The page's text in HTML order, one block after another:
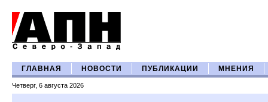
ГЛАВНАЯ НОВОСТИ ПУБЛИКАЦИИ МНЕНИЯ
Четверг, 6 августа 2026